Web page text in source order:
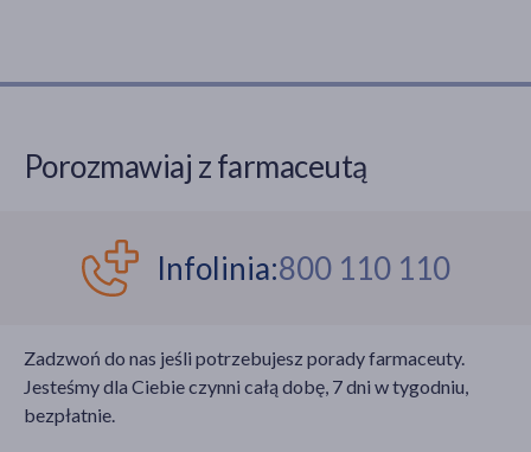
Porozmawiaj z farmaceutą
Infolinia:800 110 110
Zadzwoń do nas jeśli potrzebujesz porady farmaceuty.
Jesteśmy dla Ciebie czynni całą dobę, 7 dni w tygodniu,
bezpłatnie.